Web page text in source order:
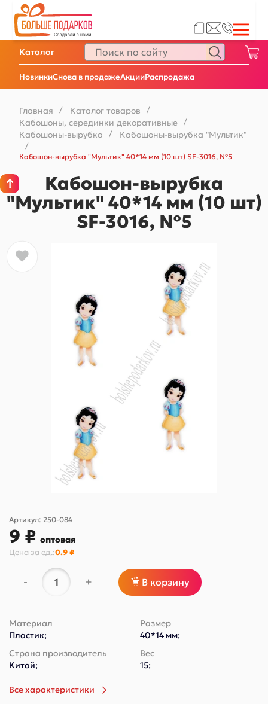
НовинкиСнова в продажеАкцииРаспродажа
Каталог
Главная / Каталог товаров /
Кабошоны, серединки декоративные /
Кабошоны-вырубка / Кабошоны-вырубка "Мультик"
/
Кабошон-вырубка "Мультик" 40*14 мм (10 шт) SF-3016, №5
Кабошон-вырубка
"Мультик" 40*14 мм (10 шт)
SF-3016, №5
Артикул: 250-084
9 ₽ оптовая
Цена за ед.:0.9 ₽
- + В корзину
Материал
Пластик;
Размер
40*14 мм;
Страна производитель
Китай;
Вес
15;
Все характеристики